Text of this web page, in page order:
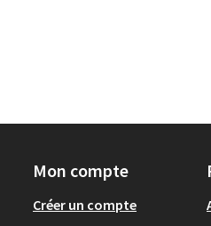
Mon compte
Créer un compte